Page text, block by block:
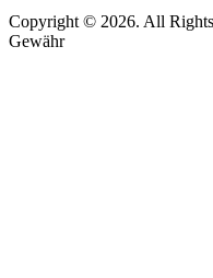
Copyright © 2026. All
Gewähr